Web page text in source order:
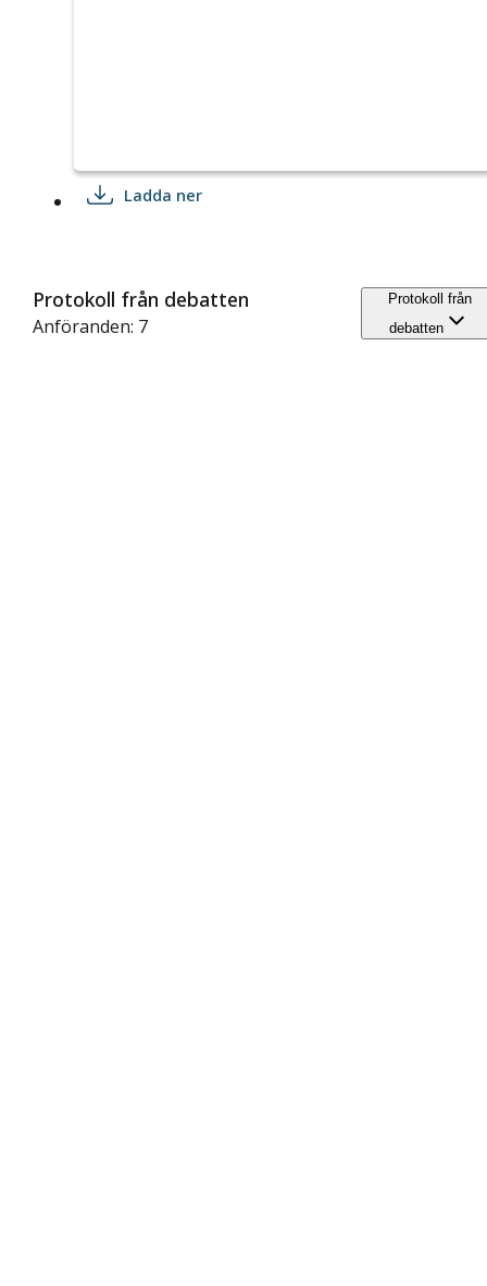
Ladda ner
Protokoll från debatten
Anföranden: 7
Protokoll från
debatten